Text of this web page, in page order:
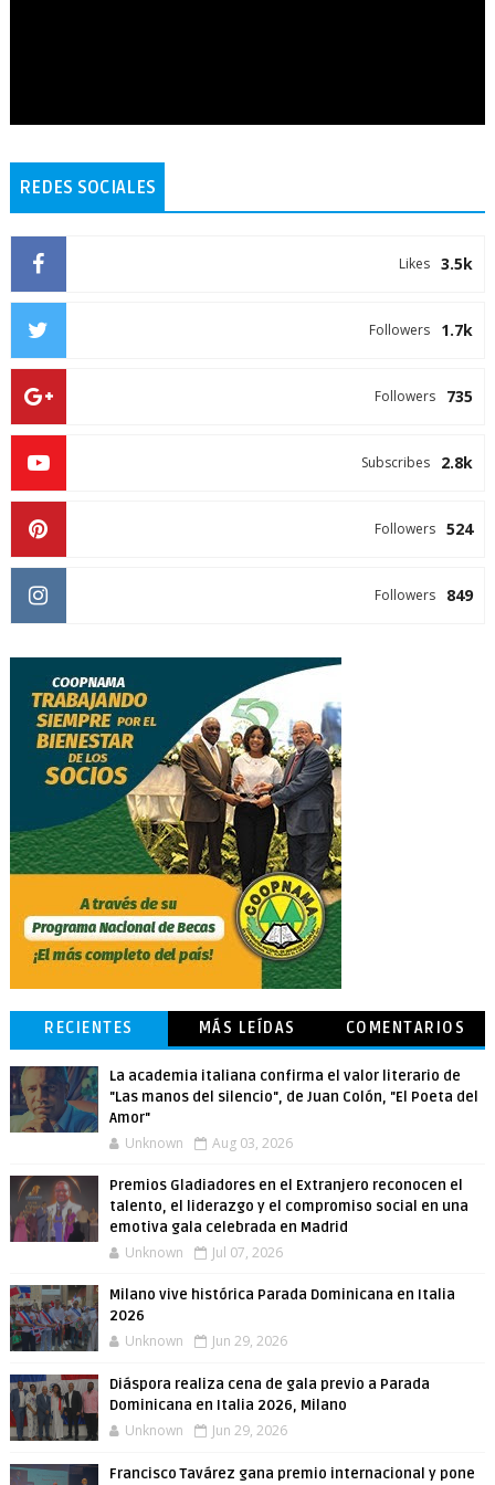
REDES SOCIALES
3.5k
Likes
1.7k
Followers
735
Followers
2.8k
Subscribes
524
Followers
849
Followers
RECIENTES MÁS LEÍDAS COMENTARIOS
La academia italiana confirma el valor literario de
"Las manos del silencio", de Juan Colón, "El Poeta del
Amor"
Unknown Aug 03, 2026
Premios Gladiadores en el Extranjero reconocen el
talento, el liderazgo y el compromiso social en una
emotiva gala celebrada en Madrid
Unknown Jul 07, 2026
Milano vive histórica Parada Dominicana en Italia
2026
Unknown Jun 29, 2026
Diáspora realiza cena de gala previo a Parada
Dominicana en Italia 2026, Milano
Unknown Jun 29, 2026
Francisco Tavárez gana premio internacional y pone